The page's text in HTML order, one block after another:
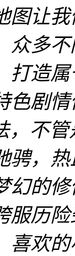
图让
众多
打造
色剧
，不
骋，
幻的
服历
喜欢